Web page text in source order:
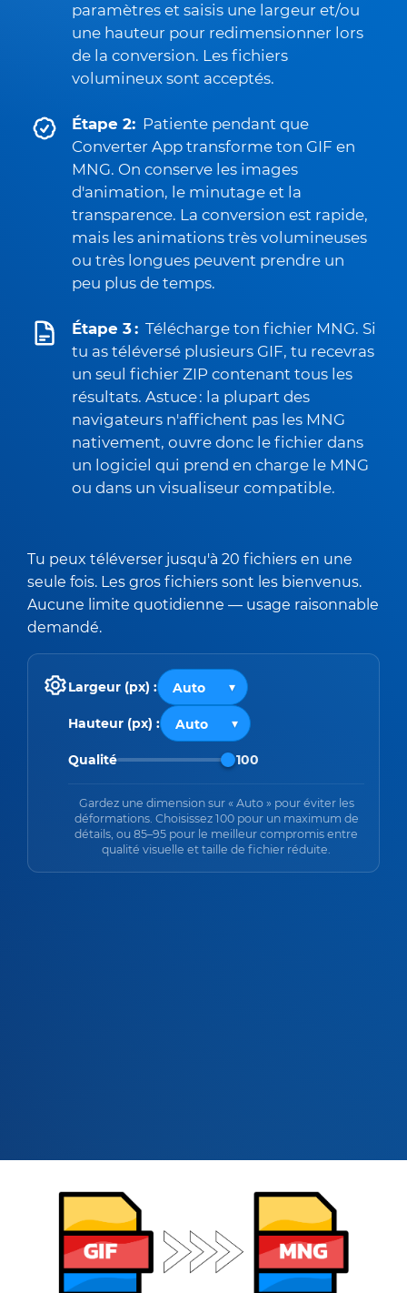
paramètres et saisis une largeur et/ou
une hauteur pour redimensionner lors
de la conversion. Les fichiers
volumineux sont acceptés.
Étape 2: Patiente pendant que
Converter App transforme ton GIF en
MNG. On conserve les images
d'animation, le minutage et la
transparence. La conversion est rapide,
mais les animations très volumineuses
ou très longues peuvent prendre un
peu plus de temps.
Étape 3 : Télécharge ton fichier MNG. Si
tu as téléversé plusieurs GIF, tu recevras
un seul fichier ZIP contenant tous les
résultats. Astuce : la plupart des
navigateurs n'affichent pas les MNG
nativement, ouvre donc le fichier dans
un logiciel qui prend en charge le MNG
ou dans un visualiseur compatible.
Tu peux téléverser jusqu'à 20 fichiers en une
seule fois. Les gros fichiers sont les bienvenus.
Aucune limite quotidienne — usage raisonnable
demandé.
Largeur (px) :
Hauteur (px) :
Qualité 100
Gardez une dimension sur « Auto » pour éviter les
déformations. Choisissez 100 pour un maximum de
détails, ou 85–95 pour le meilleur compromis entre
qualité visuelle et taille de fichier réduite.